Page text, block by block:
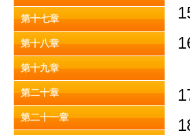
第十七章
第十八章
第十九章
第二十章
第二十一章